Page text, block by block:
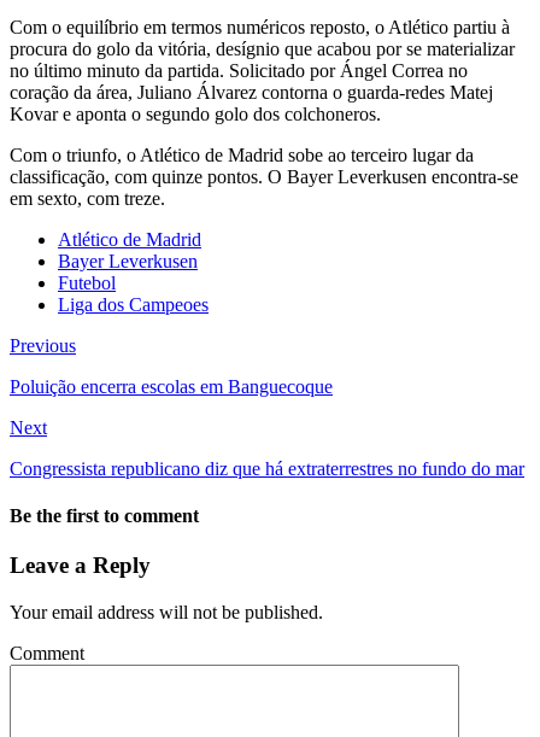
Com o equilíbrio em termos numéricos reposto, o Atlético partiu à
procura do golo da vitória, desígnio que acabou por se materializar
no último minuto da partida. Solicitado por Ángel Correa no
coração da área, Juliano Álvarez contorna o guarda-redes Matej
Kovar e aponta o segundo golo dos colchoneros.
Com o triunfo, o Atlético de Madrid sobe ao terceiro lugar da
classificação, com quinze pontos. O Bayer Leverkusen encontra-se
em sexto, com treze.
Atlético de Madrid
Bayer Leverkusen
Futebol
Liga dos Campeoes
Previous
Poluição encerra escolas em Banguecoque
Next
Congressista republicano diz que há extraterrestres no fundo do mar
Be the first to comment
Leave a Reply
Your email address will not be published.
Comment